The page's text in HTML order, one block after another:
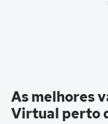
As melhores
Virtual perto